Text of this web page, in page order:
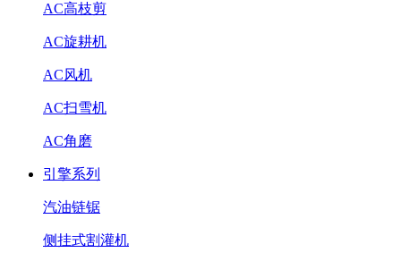
AC高枝剪
AC旋耕机
AC风机
AC扫雪机
AC角磨
引擎系列
汽油链锯
侧挂式割灌机